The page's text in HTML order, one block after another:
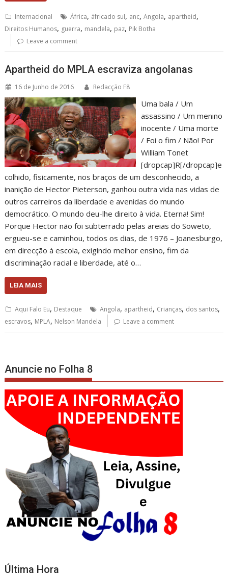
Internacional África, áfricado sul, anc,Angola, apartheid,
Direitos Humanos, guerra, mandela, paz, Pik Botha
Leave a comment
Apartheid do MPLA escraviza angolanas
16 de Junho de 2016 Redacção F8
Uma bala / Um
assassino / Um menino
inocente / Uma morte
/ Foi o fim / Não! Por
William Tonet
[dropcap]R[/dropcap]e
colhido, fisicamente, nos braços de um desconhecido, a
inanição de Hector Pieterson, ganhou outra vida nas vidas de
outros carreiros da liberdade e avenidas do mundo
democrático. O mundo deu-lhe direito à vida. Eterna! Sim!
Porque Hector não foi subterrado pelas areias do Soweto,
ergueu-se e caminhou, todos os dias, de 1976 – Joanesburgo,
em direcção à escola, exigindo melhor ensino, fim da
discriminação racial e liberdade, até o…
LEIA MAIS
Aqui Falo Eu, Destaque Angola, apartheid, Crianças, dos santos,
escravos, MPLA, Nelson Mandela Leave a comment
Anuncie no Folha 8
Última Hora